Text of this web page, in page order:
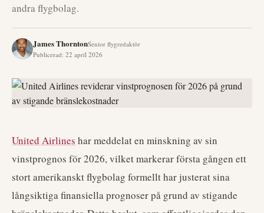
andra flygbolag.
James ThorntonSenior flygredaktör
Publicerad: 22 april 2026
United Airlines har meddelat en minskning av sin
vinstprognos för 2026, vilket markerar första gången ett
stort amerikanskt flygbolag formellt har justerat sina
långsiktiga finansiella prognoser på grund av stigande